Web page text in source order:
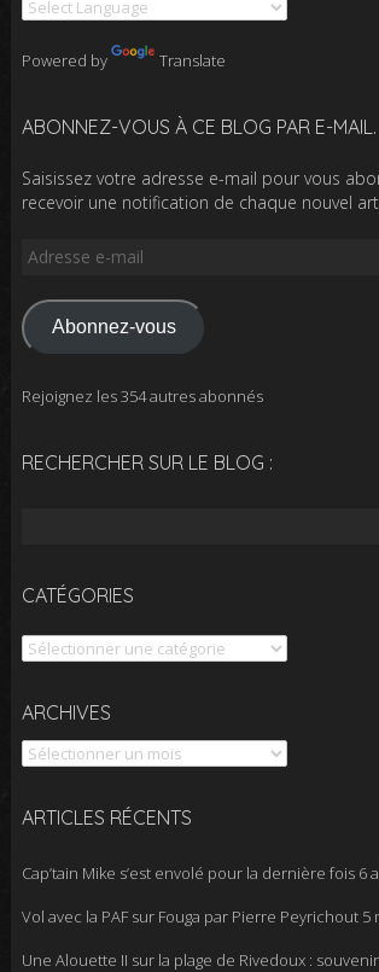
Powered by Translate
ABONNEZ-VOUS À CE BLOG PAR E-MAIL.
Saisissez votre adresse e-mail pour vous
recevoir une notification de chaque nouvel
Adresse
mail
Abonnez-vous
Rejoignez les 354 autres abonnés
RECHERCHER SUR LE BLOG :
CATÉGORIES
Catégories
ARCHIVES
Archives
ARTICLES RÉCENTS
Cap’tain Mike s’est envolé pour la dernière fois 6
Vol avec la PAF sur Fouga par Pierre Peyrichout 5
Une Alouette II sur la plage de Rivedoux :